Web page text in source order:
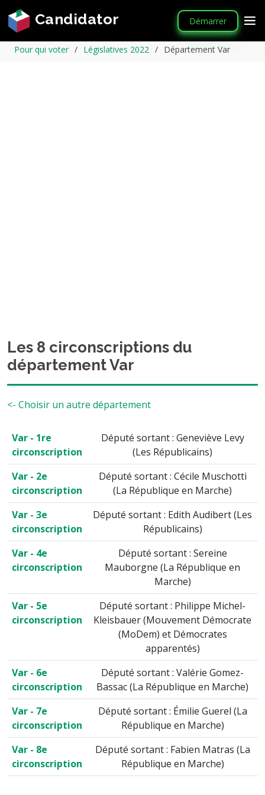
Candidator Démarrer
Pour qui voter Législatives 2022 Département Var
Les 8 circonscriptions du
département Var
<- Choisir un autre département
Var - 1re
circonscription
Député sortant : Geneviève Levy
(Les Républicains)
Var - 2e
circonscription
Député sortant : Cécile Muschotti
(La République en Marche)
Var - 3e
circonscription
Député sortant : Edith Audibert (Les
Républicains)
Var - 4e
circonscription
Député sortant : Sereine
Mauborgne (La République en
Marche)
Var - 5e
circonscription
Député sortant : Philippe Michel-
Kleisbauer (Mouvement Démocrate
(MoDem) et Démocrates
apparentés)
Var - 6e
circonscription
Député sortant : Valérie Gomez-
Bassac (La République en Marche)
Var - 7e
circonscription
Député sortant : Émilie Guerel (La
République en Marche)
Var - 8e
circonscription
Député sortant : Fabien Matras (La
République en Marche)